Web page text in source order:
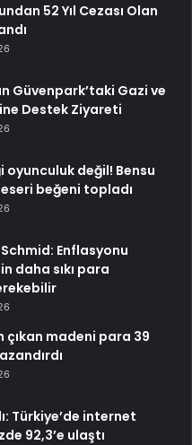
52 Yıl Cezası Olan
Güvenpark’taki Gazi ve
Destek Ziyareti
oyunculuk değil! Bensu
eseri beğeni topladı
Enflasyonu
daha sıkı para
çıkan madeni para 39
Türkiye’de internet
92,3’e ulaştı